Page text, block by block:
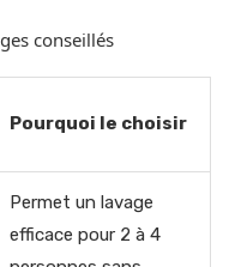
conseillés
Pourquoi le choisir
Permet un lavage
efficace pour 2 à 4